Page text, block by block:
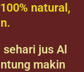
natural,
jus Al
makin